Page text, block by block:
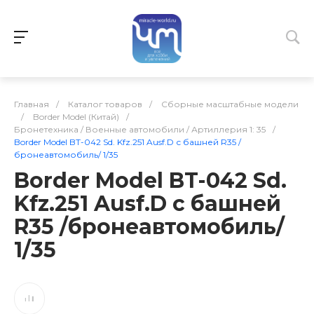
Главная / Каталог товаров /
Сборные масштабные модели
/
Border Model (Китай)
/
Бронетехника / Военные автомобили / Артиллерия 1: 35
/
Border Model BT-042 Sd. Kfz.251 Ausf.D с башней R35 /
бронеавтомобиль/ 1/35
Border Model BT-042 Sd.
Kfz.251 Ausf.D с башней
R35 /бронеавтомобиль/
1/35